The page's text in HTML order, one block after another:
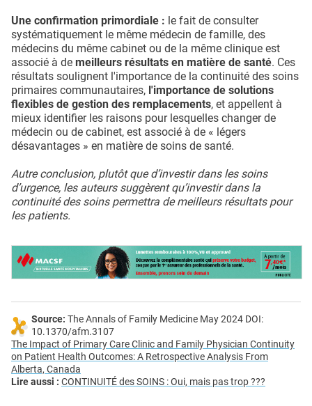
Une confirmation primordiale : le fait de consulter
systématiquement le même médecin de famille, des
médecins du même cabinet ou de la même clinique est
associé à de meilleurs résultats en matière de santé. Ces
résultats soulignent l'importance de la continuité des soins
primaires communautaires, l'importance de solutions
flexibles de gestion des remplacements, et appellent à
mieux identifier les raisons pour lesquelles changer de
médecin ou de cabinet, est associé à de « légers
désavantages » en matière de soins de santé.
Autre conclusion, plutôt que d’investir dans les soins
d’urgence, les auteurs suggèrent qu’investir dans la
continuité des soins permettra de meilleurs résultats pour
les patients.
Source: The Annals of Family Medicine May 2024 DOI:
10.1370/afm.3107
The Impact of Primary Care Clinic and Family Physician Continuity
on Patient Health Outcomes: A Retrospective Analysis From
Alberta, Canada
Lire aussi : CONTINUITÉ des SOINS : Oui, mais pas trop ???